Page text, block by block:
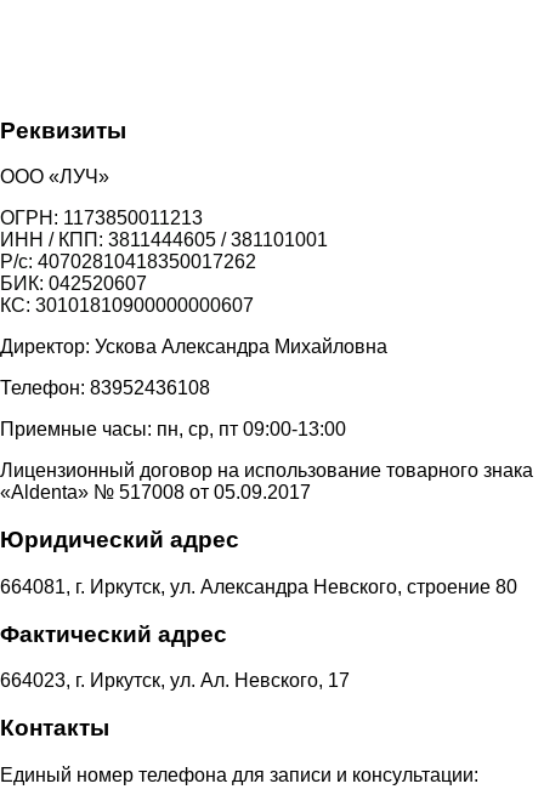
Реквизиты
ООО «ЛУЧ»
ОГРН: 1173850011213
ИНН / КПП: 3811444605 / 381101001
Р/с: 40702810418350017262
БИК: 042520607
КС: 30101810900000000607
Директор: Ускова Александра Михайловна
Телефон: 83952436108
Приемные часы: пн, ср, пт 09:00-13:00
Лицензионный договор на использование товарного знака
«Aldenta» № 517008 от 05.09.2017
Юридический адрес
664081, г. Иркутск, ул. Александра Невского, строение 80
Фактический адрес
664023, г. Иркутск, ул. Ал. Невского, 17
Контакты
Единый номер телефона для записи и консультации: